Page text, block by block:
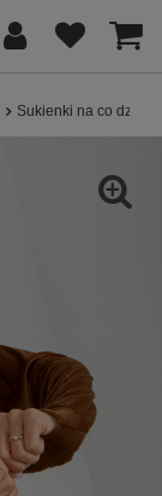
Sukienki na co dzień